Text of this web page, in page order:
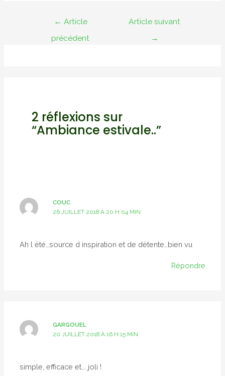
Navigation
l’article
← Article
précédent
Article suivant
→
2 réflexions sur
“Ambiance estivale..”
COUC
26 JUILLET 2018 À 20 H 04 MIN
Ah l été…source d inspiration et de détente…bien vu
Répondre
GARGOUEL
20 JUILLET 2018 À 16 H 15 MIN
simple, efficace et…..joli !